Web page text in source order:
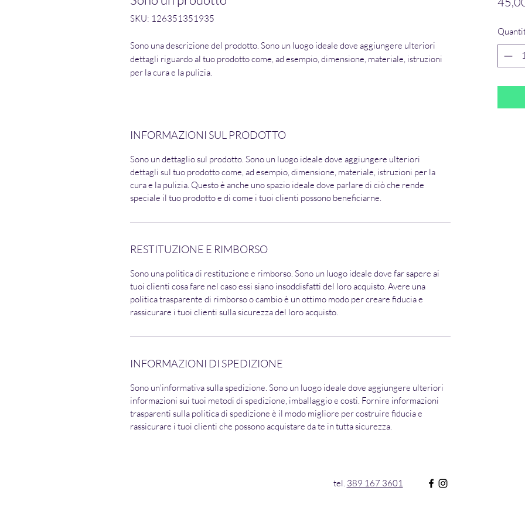
SKU: 126351351935
Sono una descrizione del prodotto. Sono un luogo ideale dove aggiungere ulteriori
dettagli riguardo al tuo prodotto come, ad esempio, dimensione, materiale, istruzioni
per la cura e la pulizia.
INFORMAZIONI SUL PRODOTTO
Sono un dettaglio sul prodotto. Sono un luogo ideale dove aggiungere ulteriori
dettagli sul tuo prodotto come, ad esempio, dimensione, materiale, istruzioni per la
cura e la pulizia. Questo è anche uno spazio ideale dove parlare di ciò che rende
speciale il tuo prodotto e di come i tuoi clienti possono beneficiarne.
RESTITUZIONE E RIMBORSO
Sono una politica di restituzione e rimborso. Sono un luogo ideale dove far sapere ai
tuoi clienti cosa fare nel caso essi siano insoddisfatti del loro acquisto. Avere una
politica trasparente di rimborso o cambio è un ottimo modo per creare fiducia e
rassicurare i tuoi clienti sulla sicurezza del loro acquisto.
INFORMAZIONI DI SPEDIZIONE
Sono un'informativa sulla spedizione. Sono un luogo ideale dove aggiungere ulteriori
informazioni sui tuoi metodi di spedizione, imballaggio e costi. Fornire informazioni
trasparenti sulla politica di spedizione è il modo migliore per costruire fiducia e
rassicurare i tuoi clienti che possono acquistare da te in tutta sicurezza.
tel. 389 167 3601